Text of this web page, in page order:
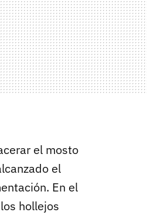
el mosto
el
En el
hollejos